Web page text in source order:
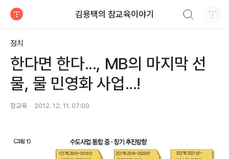
김용택의 참교육이야기
정치
한다면 한다..., MB의 마지막 선
물, 물 민영화 사업...!
참교육 2012. 12. 11. 07:00